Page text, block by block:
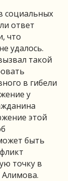
социальных
ответ
что
удалось.
такой
в гибели
у
этой
быть
точку в
Алимова.